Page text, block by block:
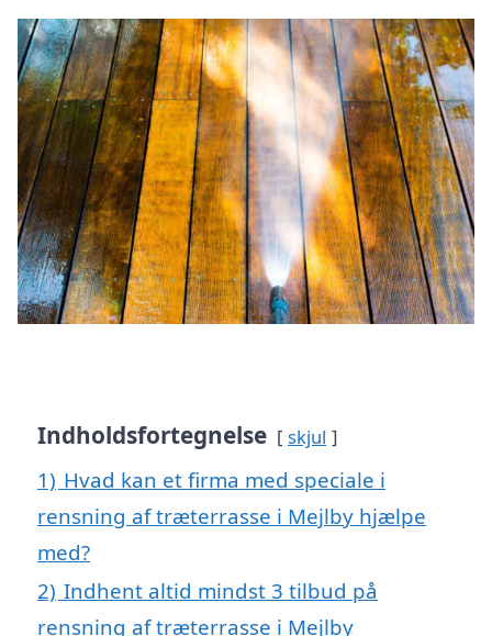
Indholdsfortegnelse skjul
1) Hvad kan et firma med speciale i
rensning af træterrasse i Mejlby hjælpe
med?
2) Indhent altid mindst 3 tilbud på
rensning af træterrasse i Mejlby